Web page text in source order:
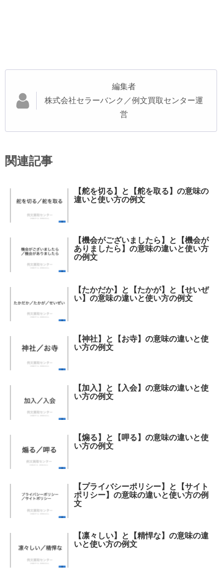
編集者
株式会社セラーバンク／例文買取センター運
営
関連記事
【舵を切る】と【舵を取る】の意味の
違いと使い方の例文
【機会がございましたら】と【機会が
ありましたら】の意味の違いと使い方
の例文
【たかだか】と【たかが】と【せいぜ
い】の意味の違いと使い方の例文
【神社】と【お寺】の意味の違いと使
い方の例文
【加入】と【入会】の意味の違いと使
い方の例文
【煽る】と【呷る】の意味の違いと使
い方の例文
【プライバシーポリシー】と【サイト
ポリシー】の意味の違いと使い方の例
文
【凛々しい】と【精悍な】の意味の違
いと使い方の例文